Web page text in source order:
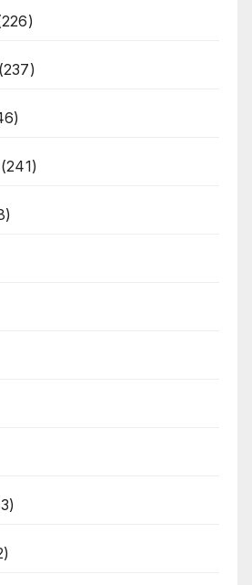
(237)
(241)